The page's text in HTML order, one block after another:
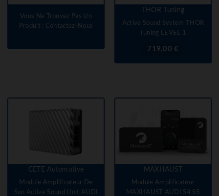
Vous Ne Trouvez Pas Un
Produit : Contactez-Nous
THOR Tuning
Active Sound System THOR
Tuning LEVEL 1
Prix
719,00 €
CETE Automotive
Module Amplificateur De
Son Active Sound Unit AUDI
MAXHAUST
Module Amplificateur
MAXHAUST AUDI S4 S5